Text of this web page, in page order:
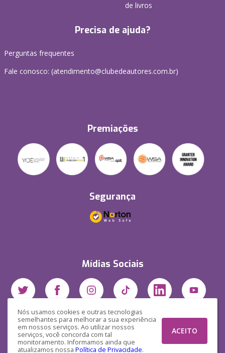
Nós usamos cookies e outras tecnologias
semelhantes para melhorar a sua experiência
em nossos serviços. Ao utilizar nossos
serviços, você concorda com tal
monitoramento. Informamos ainda que
atualizamos nossa Política de Privacidade.
ACEITO
de livros
Precisa de ajuda?
Perguntas frequentes
Fale conosco: (atendimento@clubedeautores.com.br)
Premiações
Segurança
Mídias Sociais